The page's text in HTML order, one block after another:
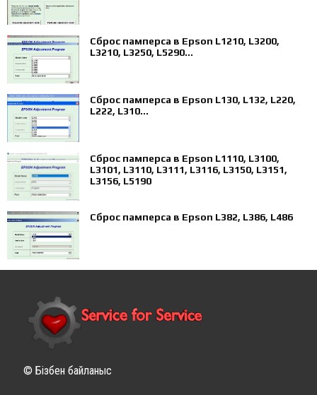
Сброс памперса в Epson L1210, L3200,
L3210, L3250, L5290...
Сброс памперса в Epson L130, L132, L220,
L222, L310...
Сброс памперса в Epson L1110, L3100,
L3101, L3110, L3111, L3116, L3150, L3151,
L3156, L5190
Сброс памперса в Epson L382, L386, L486
© Бізбен байланыс